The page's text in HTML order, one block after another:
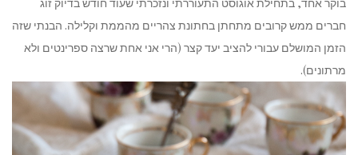
חברים ממש קרובים מתחתן בחתונת צהריים מהממת וקלילה. הבנתי שזה
הזמן המושלם עבורי להציב יעד קצר (הרי אני אחת שרצה ספרינטים ולא
מרתונים).